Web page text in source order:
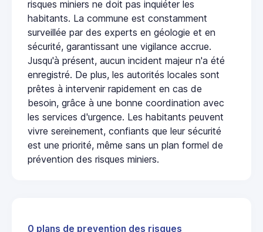
risques miniers ne doit pas inquiéter les
habitants. La commune est constamment
surveillée par des experts en géologie et en
sécurité, garantissant une vigilance accrue.
Jusqu'à présent, aucun incident majeur n'a été
enregistré. De plus, les autorités locales sont
prêtes à intervenir rapidement en cas de
besoin, grâce à une bonne coordination avec
les services d'urgence. Les habitants peuvent
vivre sereinement, confiants que leur sécurité
est une priorité, même sans un plan formel de
prévention des risques miniers.
0 plans de prevention des risques